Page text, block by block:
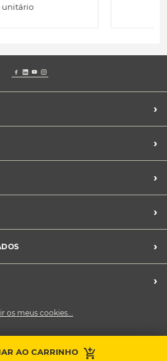
AO CARRINHO
unitário
›
›
›
›
›
›
os meus cookies...
Contacte a sua